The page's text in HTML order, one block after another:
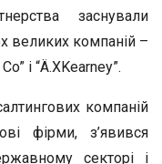
заснували
великих компаній –
і “Ä.XKearney”.
компаній
фірми, з’явився
секторі і